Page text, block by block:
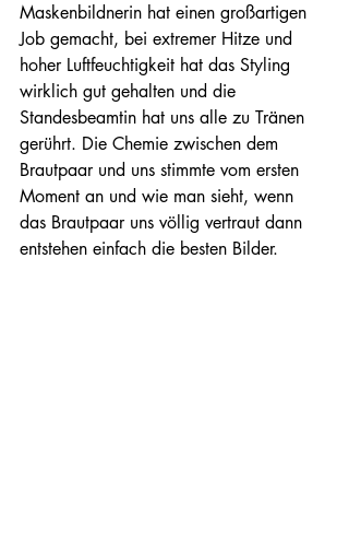
Maskenbildnerin hat einen großartigen
Job gemacht, bei extremer Hitze und
hoher Luftfeuchtigkeit hat das Styling
wirklich gut gehalten und die
Standesbeamtin hat uns alle zu Tränen
gerührt. Die Chemie zwischen dem
Brautpaar und uns stimmte vom ersten
Moment an und wie man sieht, wenn
das Brautpaar uns völlig vertraut dann
entstehen einfach die besten Bilder.